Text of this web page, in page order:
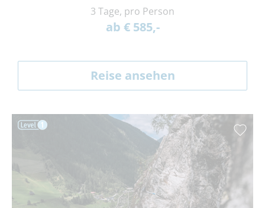
3 Tage, pro Person
ab € 585,-
Reise ansehen